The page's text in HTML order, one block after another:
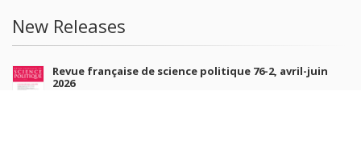
New Releases
Revue française de science politique 76-2, avril-juin
2026